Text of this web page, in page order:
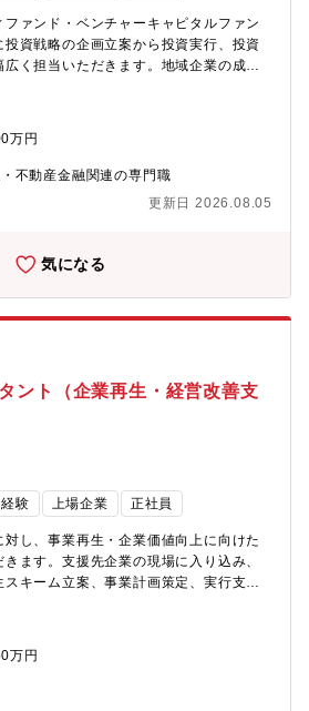
外部出向経験者やキャリア採用者な
ンドを持つ専門人材が在籍しています。
しながら、新たな領域にも挑戦できる
して専門性を高められるキャリアの構築
コンサルタントとして企業支援に向き合
。■地域経済の発展に直接貢献できます。
継、雇用維持、新たな事業展開など、地
ァンド・ベンチャーキャピタルファン
投資戦略の企画立案から投資実行、投資
く担当いただきます。地域企業の成長
能強化を推進するポジションです。具体
・立案】■新たな投資テーマ・投資方針の
境の調査分析【ファンド投資業務】■PE
投資候補先選定■投資案件の分析、デュ
理】■投資先ファンドのモニタリング■投
クを活用した投資活動に携わっていただ
ーーーーーーーーーーーーー【魅力】★
モニタリングまで一気通貫で経験可
析から、デューデリジェンス、契約交
ニタリングまで、ファンド投資におけ
ます。★地方銀行ならではの「地域経
ます。単なる財務リターン追求だけで
ートアップの成長支援や地域経済活性化
ます。投資を通じて社会的価値の創出
ティング部門には多様な経験を持つ専
資・金融・企業支援領域の知見を深め
ます。管理職ではなく、投資実務を担う
る環境です。★幅広い投資テーマに関わ
ファンドへの投資を中心に、国内外マー
略の立案など、金融市場の変化を捉え
可能です。
万円
不動産金融関連の専門職
更新日 2026.08.05
気になる
ント（企業再生・経営改善支
験 上場企業 正社員
し、事業再生・企業価値向上に向けた
ます。支援先企業の現場に入り込み、
キーム立案、事業計画策定、実行支援
題分析■事業再生スキームの企画・立案■
の策定【ハンズオン支援】■現場改善支援
■経営者・現場担当者との伴走支援【金
回収方針の策定■金融調整■関係者との協
万円